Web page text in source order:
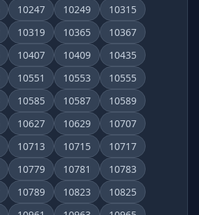
10247 10249
10315
10319 10365
10367
10407 10409
10435
10551 10553
10555
10585 10587
10589
10627 10629
10707
10713 10715
10717
10779 10781
10783
10789 10823
10825